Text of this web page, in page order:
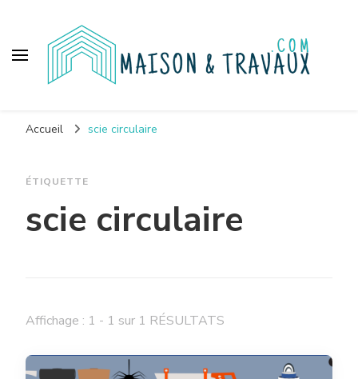
Accueil scie circulaire
ÉTIQUETTE
scie circulaire
Affichage : 1 - 1 sur 1 RÉSULTATS